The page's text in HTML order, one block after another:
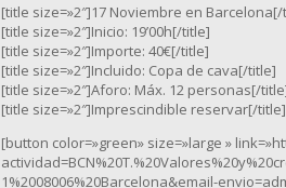
[title size=»2″]17 Noviembre en
[title size=»2″]Inicio: 19’00h[/title]
[title size=»2″]Importe: 40€[/title]
[title size=»2″]Incluido: Copa de cava[/title]
[title size=»2″]Aforo: Máx. 12 personas[/
[title size=»2″]Imprescindible reservar[/title]
[button color=»green» size=»large »
1%2008006%20Barcelona&email-